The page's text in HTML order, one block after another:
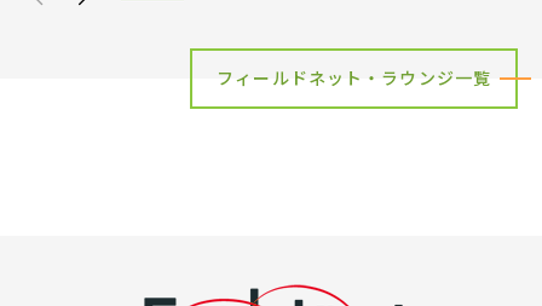
フィールドネット・ラウンジ一覧